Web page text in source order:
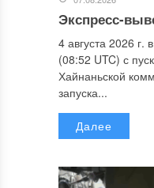
Экспресс-
4 августа 2026 г.
(08:52 UTC) с
Хайнаньской
запуска...
Далее